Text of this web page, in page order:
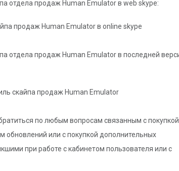
отдела продаж Human Emulator в web skype:
отдела продаж Human Emulator в последней
по любым вопросам связанным с покупкой
обновлений или с покупкой дополнительных
при работе с кабинетом пользователя или с